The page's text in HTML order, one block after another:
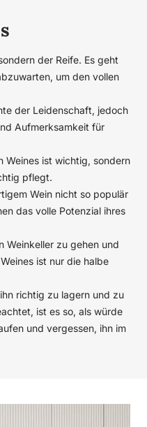
der Reife. Es geht
um den vollen
der Leidenschaft, jedoch
Aufmerksamkeit für
Weines ist wichtig, sondern
pflegt.
Wein nicht so populär
das volle Potenzial ihres
Weinkeller zu gehen und
ist nur die halbe
richtig zu lagern und zu
ist es so, als würde
und vergessen, ihn im